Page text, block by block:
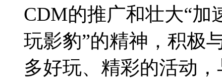
CDM的推广和壮大“加
玩影豹”的精神，积极
多好玩、精彩的活动